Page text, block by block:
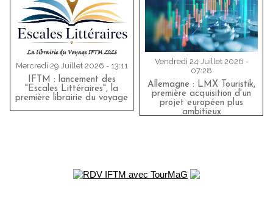
Mercredi 29 Juillet 2026 - 13:11
IFTM : lancement des
"Escales Littéraires", la
première librairie du voyage
Vendredi 24 Juillet 2026 -
07:28
Allemagne : LMX Touristik,
première acquisition d'un
projet européen plus
ambitieux